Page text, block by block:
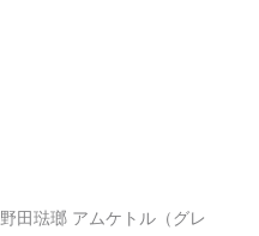
野田琺瑯 アムケトル（グレ